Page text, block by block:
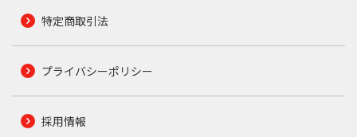
特定商取引法
プライバシーポリシー
採用情報